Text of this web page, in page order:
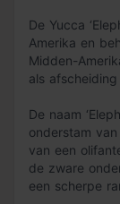
De Yucca
Amerika en
Midden-
als
De naam
onderstam
van een
de zware
een scherpe